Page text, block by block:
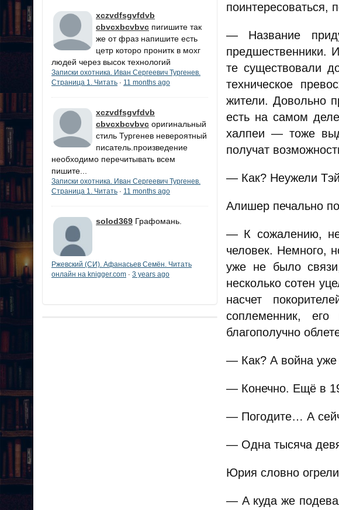
xczvdfsgvfdvb
cbvcxbcvbvc пигишите так
же от фраз напишите есть
цетр которо пронитк в мохг
людей через высок технологий
Записки охотника. Иван Сергеевич Тургенев.
Страница 1. Читать · 11 months ago
xczvdfsgvfdvb
cbvcxbcvbvc оригинальный
стиль Тургенев невероятный
писатель.произведение
необходимо перечитывать всем
пишите...
Записки охотника. Иван Сергеевич Тургенев.
Страница 1. Читать · 11 months ago
solod369 Графомань.
Ржевский (СИ). Афанасьев Семён. Читать
онлайн на knigger.com · 3 years ago
поинтересоваться,
— Название
предшественники.
те существовали
техническое
жители. Довольно
есть на самом
халпеи — тоже
получат
— Как? Неужели
Алишер печально
— К сожалению,
человек. Немного,
уже не было
несколько сотен
насчет
соплеменник,
благополучно
— Как? А война уже
— Конечно. Ещё в
— Погодите… А
— Одна тысяча
Юрия словно
— А куда же